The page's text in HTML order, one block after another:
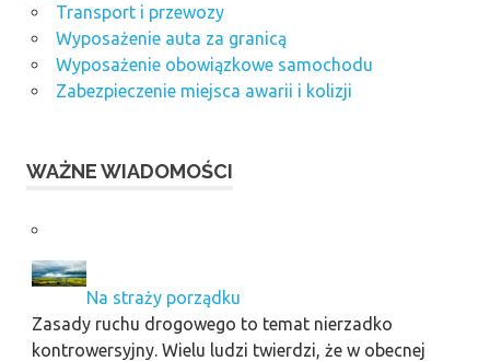
Transport i przewozy
Wyposażenie auta za granicą
Wyposażenie obowiązkowe samochodu
Zabezpieczenie miejsca awarii i kolizji
WAŻNE WIADOMOŚCI
Na straży porządku
Zasady ruchu drogowego to temat nierzadko
kontrowersyjny. Wielu ludzi twierdzi, że w obecnej